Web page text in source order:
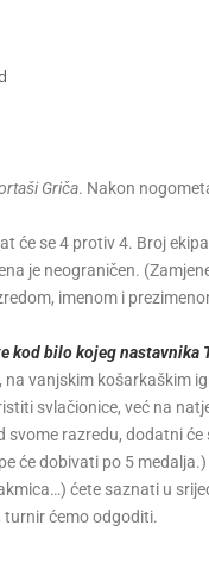
Griča. Nakon
će se 4 protiv 4. Broj
je neograničen.
imenom i
kod bilo kojeg nastavnika
vanjskim košarkaškim
svlačionice, već na
razredu, dodatni
će dobivati po 5 medalja.)
ćete saznati u
turnir ćemo odgoditi.